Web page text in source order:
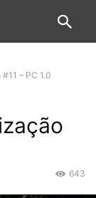
– PC 1.0
643